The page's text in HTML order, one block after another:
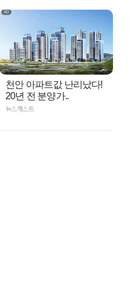
천안 아파트값 난리났다!
20년 전 분양가..
뉴스캐스트